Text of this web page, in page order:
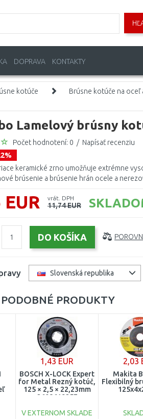
DOPRAVA KONTAKTY
kotúče
Brúsne kotúče na oceľ
Lamelový brúsny
Počet hodnotení: 0 / Napísať recenziu
keramické zrno umožňuje extrémne
brúsenie a brúsenie hrán ocele a
vrát. DPH
11,74 EUR
Slovenská republika
PODOBNÉ PRODUKTY
1,43 EUR
BOSCH X-LOCK Expert
for Metal Rezný kotúč,
125 × 2,5 × 22,23mm
2608619257
V EXTERNOM SKLADE
2,03
Makita
Flexibilný